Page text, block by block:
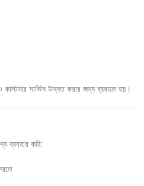
সার্ভিস উন্নত করার জন্য ব্যবহৃত হয়।
ব্যবহার করি: